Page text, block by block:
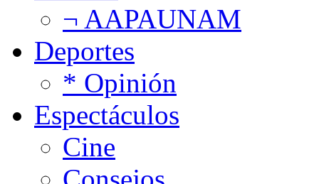
¬ AAPAUNAM
Deportes
* Opinión
Espectáculos
Cine